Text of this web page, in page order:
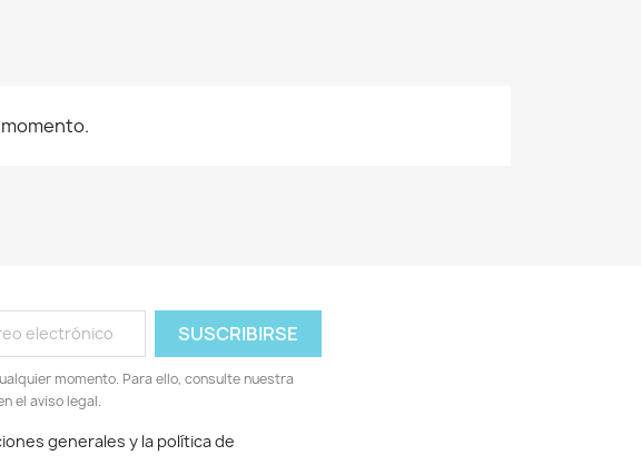
momento. Para ello, consulte nuestra
el aviso legal.
generales y la política de